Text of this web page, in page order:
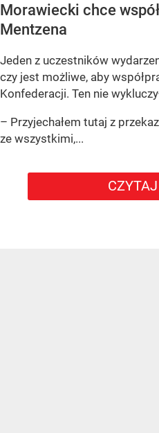
Morawiecki chce
Mentzena
Jeden z uczestników
czy jest możliwe, aby
Konfederacji. Ten nie
– Przyjechałem tutaj z
ze wszystkimi,...